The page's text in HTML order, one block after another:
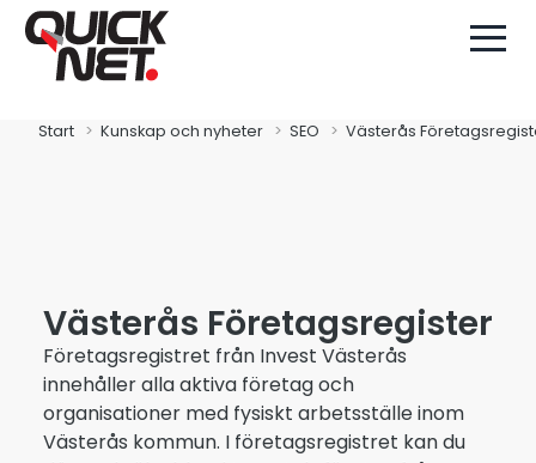
Start Kunskap och nyheter SEO Västerås
Västerås Företagsregister
Företagsregistret från Invest Västerås
innehåller alla aktiva företag och
organisationer med fysiskt arbetsställe inom
Västerås kommun. I företagsregistret kan du